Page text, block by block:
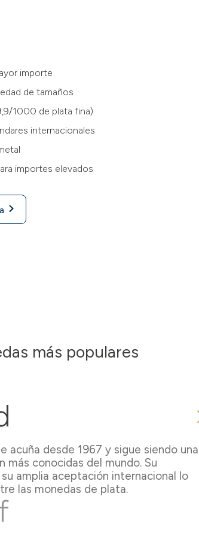
importe
de tamaños
1000 de plata fina)
internacionales
importes elevados
más populares
acuña desde 1967 y sigue siendo una
más conocidas del mundo. Su
amplia aceptación internacional lo
las monedas de plata.